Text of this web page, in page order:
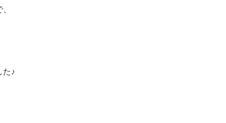
た♪